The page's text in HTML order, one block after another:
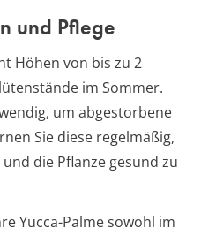
und Pflege
Höhen von bis zu 2
im Sommer.
um abgestorbene
Sie diese regelmäßig,
die Pflanze gesund zu
Yucca-Palme sowohl im